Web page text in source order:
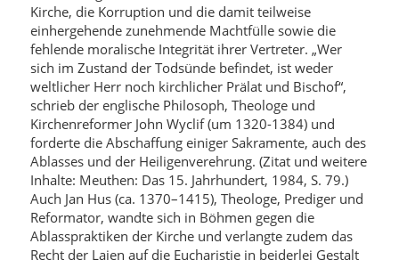
Kirche, die Korruption und die damit teilweise
einhergehende zunehmende Machtfülle sowie die
fehlende moralische Integrität ihrer Vertreter. „Wer
sich im Zustand der Todsünde befindet, ist weder
weltlicher Herr noch kirchlicher Prälat und Bischof“,
schrieb der englische Philosoph, Theologe und
Kirchenreformer John Wyclif (um 1320-1384) und
forderte die Abschaffung einiger Sakramente, auch des
Ablasses und der Heiligenverehrung. (Zitat und weitere
Inhalte: Meuthen: Das 15. Jahrhundert, 1984, S. 79.)
Auch Jan Hus (ca. 1370–1415), Theologe, Prediger und
Reformator, wandte sich in Böhmen gegen die
Ablasspraktiken der Kirche und verlangte zudem das
Recht der Laien auf die Eucharistie in beiderlei Gestalt